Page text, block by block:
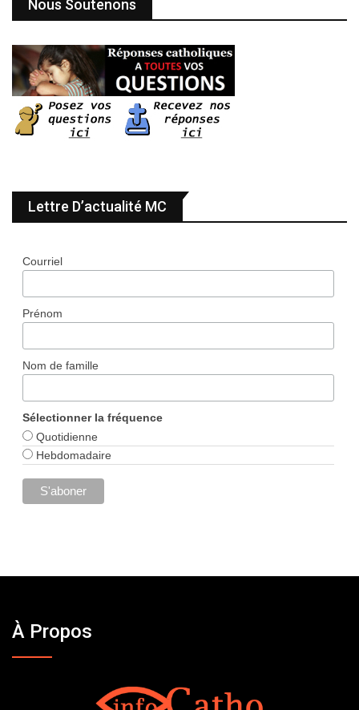
Nous Soutenons
Lettre D’actualité MC
Courriel
Prénom
Nom de famille
Sélectionner la fréquence
Quotidienne
Hebdomadaire
À Propos